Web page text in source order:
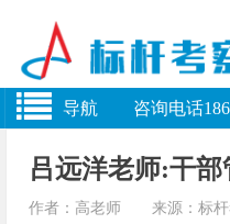
导航 咨询电话
吕远洋老师:干
作者：高老师 来源：标